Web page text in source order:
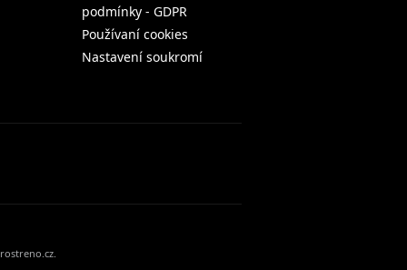
podmínky - GDPR
Používaní cookies
Nastavení soukromí